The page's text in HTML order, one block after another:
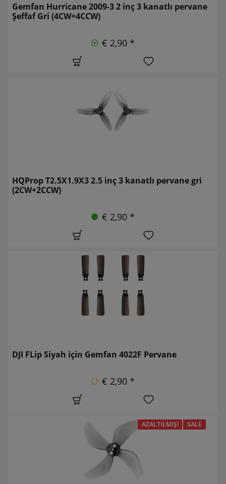
Gemfan Hurricane 2009-3 2 inç 3 kanatlı pervane
Şeffaf Gri (4CW+4CCW)
€ 2,90 *
HQProp T2.5X1.9X3 2.5 inç 3 kanatlı pervane gri
(2CW+2CCW)
€ 2,90 *
DJI FLip Siyah için Gemfan 4022F Pervane
€ 2,90 *
AZALTILMIŞ! SALE